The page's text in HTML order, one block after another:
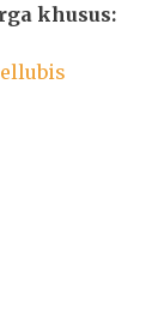
khusus: